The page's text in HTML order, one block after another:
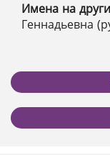
Имена на
Геннадьевна